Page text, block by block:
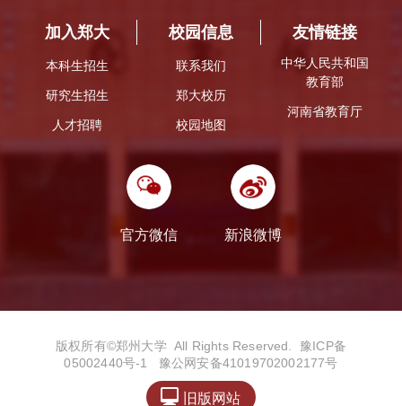
加入郑大
本科生招生
研究生招生
人才招聘
校园信息
联系我们
郑大校历
校园地图
友情链接
中华人民共和国
教育部
河南省教育厅
官方微信 新浪微博
版权所有©️郑州大学 All Rights Reserved.豫ICP备
05002440号-1
豫公网安备41019702002177号
 旧版网站